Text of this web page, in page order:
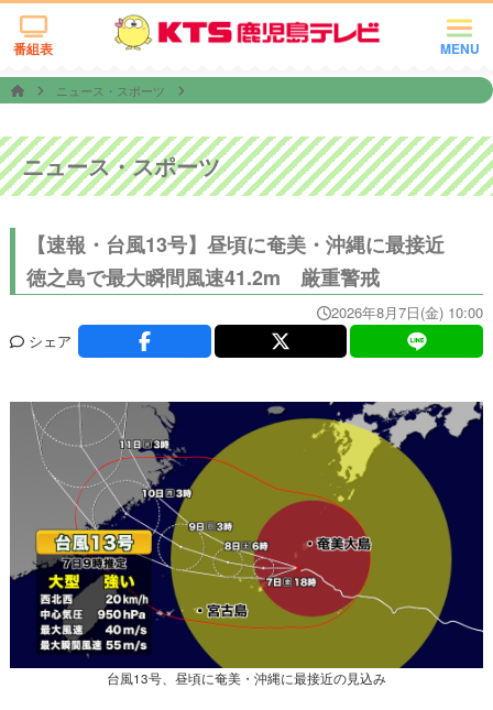
MENU
番組表
ニュース・スポーツ
ニュース・スポーツ
【速報・台風13号】昼頃に奄美・沖縄に最接近
徳之島で最大瞬間風速41.2m 厳重警戒
2026年8月7日(金) 10:00
シェア
台風13号、昼頃に奄美・沖縄に最接近の見込み